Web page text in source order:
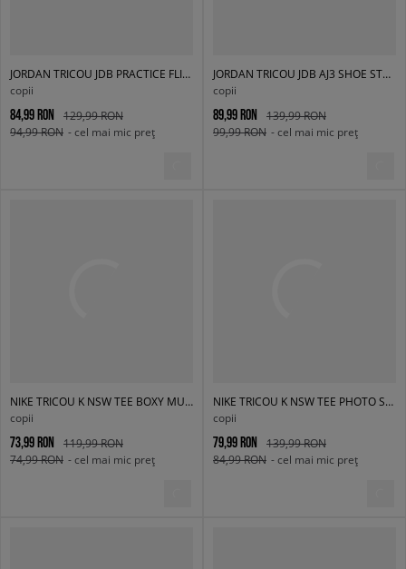
JORDAN TRICOU JDB PRACTICE FLIGHT B
copii
84,99 RON
129,99 RON
94,99 RON - cel mai mic preț
JORDAN TRICOU JDB AJ3 SHOE STRINGS B
copii
89,99 RON
139,99 RON
99,99 RON - cel mai mic preț
NIKE TRICOU K NSW TEE BOXY MULTI SPORT BOY
copii
73,99 RON
119,99 RON
74,99 RON - cel mai mic preț
NIKE TRICOU K NSW TEE PHOTO SHIBA GIRL
copii
79,99 RON
139,99 RON
84,99 RON - cel mai mic preț